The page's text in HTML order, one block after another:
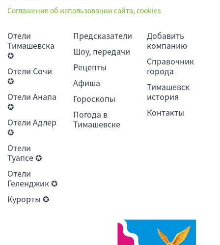
Соглашение об использовании сайта, cookies
Отели
Тимашевска
✪
Отели Сочи
✪
Отели Анапа
✪
Отели Адлер
✪
Отели
Туапсе ✪
Отели
Геленджик ✪
Курорты ✪
Предсказатели
Шоу, передачи
Рецепты
Афиша
Гороскопы
Погода в
Тимашевске
Добавить
компанию
Справочник
города
Тимашевск
история
Контакты